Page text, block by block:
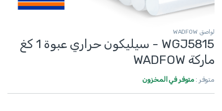
لواصق WADFOW
WGJ5815 - سيليكون حراري عبوة 1 كغ
ماركة WADFOW
متوفر :متوفر في المخزون